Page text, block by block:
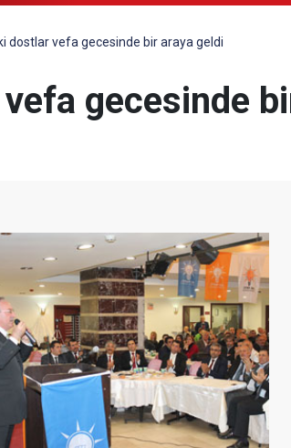
dostlar vefa gecesinde bir araya geldi
gecesinde